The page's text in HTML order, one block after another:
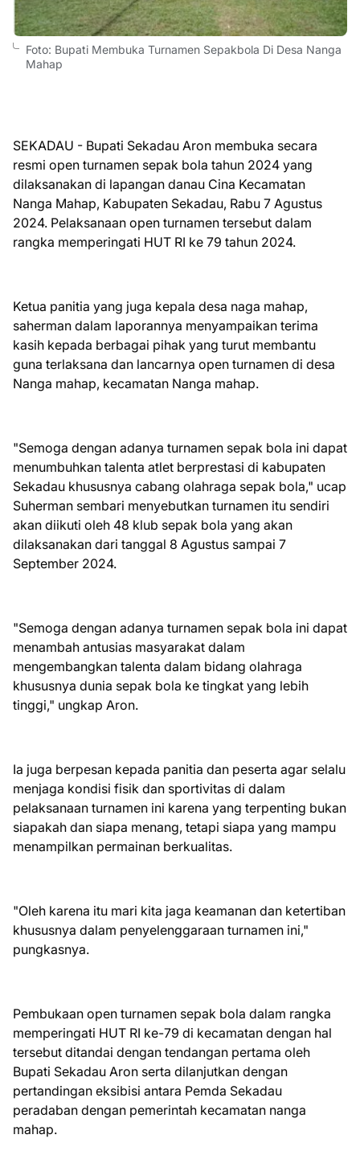
Foto: Bupati Membuka Turnamen Sepakbola Di Desa Nanga
Mahap
SEKADAU - Bupati Sekadau Aron membuka secara
resmi open turnamen sepak bola tahun 2024 yang
dilaksanakan di lapangan danau Cina Kecamatan
Nanga Mahap, Kabupaten Sekadau, Rabu 7 Agustus
2024. Pelaksanaan open turnamen tersebut dalam
rangka memperingati HUT RI ke 79 tahun 2024.
Ketua panitia yang juga kepala desa naga mahap,
saherman dalam laporannya menyampaikan terima
kasih kepada berbagai pihak yang turut membantu
guna terlaksana dan lancarnya open turnamen di desa
Nanga mahap, kecamatan Nanga mahap.
"Semoga dengan adanya turnamen sepak bola ini dapat
menumbuhkan talenta atlet berprestasi di kabupaten
Sekadau khususnya cabang olahraga sepak bola," ucap
Suherman sembari menyebutkan turnamen itu sendiri
akan diikuti oleh 48 klub sepak bola yang akan
dilaksanakan dari tanggal 8 Agustus sampai 7
September 2024.
"Semoga dengan adanya turnamen sepak bola ini dapat
menambah antusias masyarakat dalam
mengembangkan talenta dalam bidang olahraga
khususnya dunia sepak bola ke tingkat yang lebih
tinggi," ungkap Aron.
Ia juga berpesan kepada panitia dan peserta agar selalu
menjaga kondisi fisik dan sportivitas di dalam
pelaksanaan turnamen ini karena yang terpenting bukan
siapakah dan siapa menang, tetapi siapa yang mampu
menampilkan permainan berkualitas.
"Oleh karena itu mari kita jaga keamanan dan ketertiban
khususnya dalam penyelenggaraan turnamen ini,"
pungkasnya.
Pembukaan open turnamen sepak bola dalam rangka
memperingati HUT RI ke-79 di kecamatan dengan hal
tersebut ditandai dengan tendangan pertama oleh
Bupati Sekadau Aron serta dilanjutkan dengan
pertandingan eksibisi antara Pemda Sekadau
peradaban dengan pemerintah kecamatan nanga
mahap.